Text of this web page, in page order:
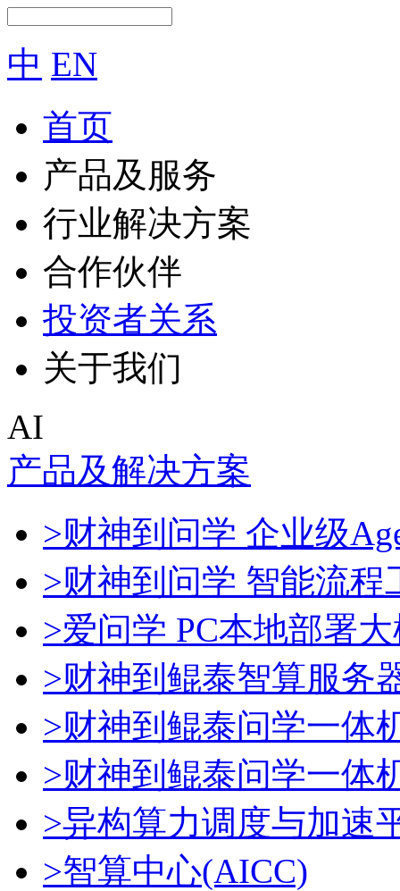
中 EN
首页
产品及服务
行业解决方案
合作伙伴
投资者关系
关于我们
AI
产品及解决方案
>财神到问学 企业级
>财神到问学 智能流程
>爱问学 PC本地部署
>财神到鲲泰智算服务
>财神到鲲泰问学一体
>财神到鲲泰问学一体
>异构算力调度与加速
>智算中心(AICC)